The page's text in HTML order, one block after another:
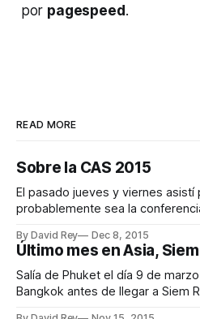
por pagespeed.
READ MORE
Sobre la CAS 2015
El pasado jueves y viernes asistí
probablemente sea la
incomparable, el Círculo de Bellas Artes.
organización estuvo impecable
Bien es cierto que la
By David Rey Dec 8, 2015
Último mes en Asia,
Salía de Phuket el día 9 de
Bangkok antes de llegar a Siem